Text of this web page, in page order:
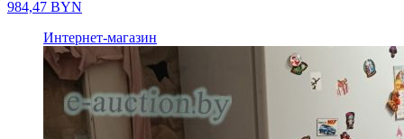
984,47 BYN
Интернет-магазин